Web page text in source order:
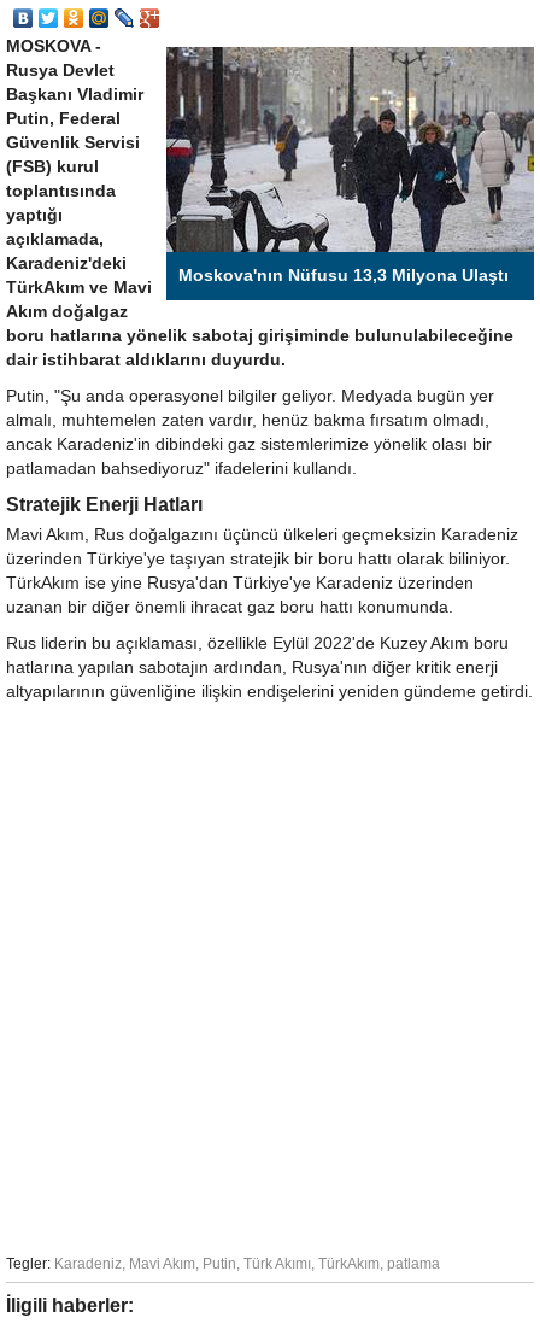
Moskova'nın Nüfusu 13,3 Milyona Ulaştı
MOSKOVA -
Rusya Devlet
Başkanı Vladimir
Putin, Federal
Güvenlik Servisi
(FSB) kurul
toplantısında
yaptığı
açıklamada,
Karadeniz'deki
TürkAkım ve Mavi
Akım doğalgaz
boru hatlarına yönelik sabotaj girişiminde bulunulabileceğine
dair istihbarat aldıklarını duyurdu.
Putin, "Şu anda operasyonel bilgiler geliyor. Medyada bugün yer
almalı, muhtemelen zaten vardır, henüz bakma fırsatım olmadı,
ancak Karadeniz'in dibindeki gaz sistemlerimize yönelik olası bir
patlamadan bahsediyoruz" ifadelerini kullandı.
Stratejik Enerji Hatları
Mavi Akım, Rus doğalgazını üçüncü ülkeleri geçmeksizin Karadeniz
üzerinden Türkiye'ye taşıyan stratejik bir boru hattı olarak biliniyor.
TürkAkım ise yine Rusya'dan Türkiye'ye Karadeniz üzerinden
uzanan bir diğer önemli ihracat gaz boru hattı konumunda.
Rus liderin bu açıklaması, özellikle Eylül 2022'de Kuzey Akım boru
hatlarına yapılan sabotajın ardından, Rusya'nın diğer kritik enerji
altyapılarının güvenliğine ilişkin endişelerini yeniden gündeme getirdi.
Tegler: Karadeniz, Mavi Akım, Putin, Türk Akımı, TürkAkım, patlama
İligili haberler: